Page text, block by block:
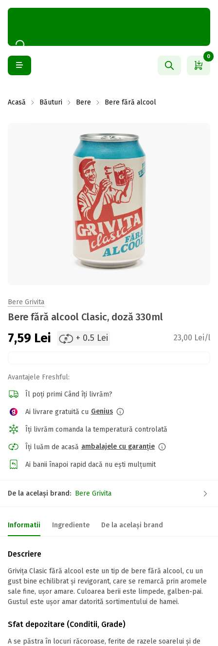
0
Acasă Băuturi Bere Bere fără alcool
Bere Grivita
Bere fără alcool Clasic, doză 330ml
7,59 Lei + 0.5 Lei 23,00 Lei/l
Avantajele Freshful:
Îl poți primi Când îți livrăm?
Ai livrare gratuită cu Genius
Îți livrăm comanda la temperatură controlată
Îți luăm de acasă ambalajele cu garanție
Ai banii înapoi rapid dacă nu ești mulțumit
De la același brand: Bere Grivita
Informatii Ingrediente De la același brand
Descriere
Grivița Clasic fără alcool este un tip de bere fără alcool, cu un
gust bine echilibrat și revigorant, care se remarcă prin aromele
sale fine, ușor amare. Culoarea berii este limpede, galben-pai.
Gustul este ușor amar datorită sortimentului de hamei.
Sfat depozitare (Conditii, Grade)
A se păstra în locuri răcoroase, ferite de razele soarelui și de